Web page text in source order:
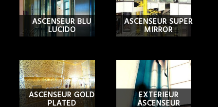
ASCENSEUR BLU
LUCIDO
ASCENSEUR SUPER
MIRROR
ASCENSEUR GOLD
PLATED
EXTERIEUR
ASCENSEUR